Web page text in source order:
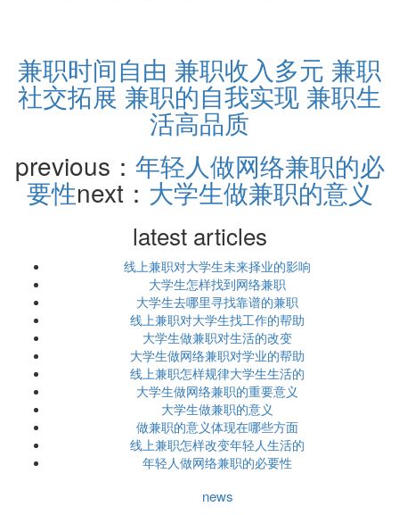
兼职时间自由 兼职收入多元 兼职
社交拓展 兼职的自我实现 兼职生
活高品质
previous： 年轻人做网络兼职的必
要性next： 大学生做兼职的意义
latest articles
线上兼职对大学生未来择业的影响
大学生怎样找到网络兼职
大学生去哪里寻找靠谱的兼职
线上兼职对大学生找工作的帮助
大学生做兼职对生活的改变
大学生做网络兼职对学业的帮助
线上兼职怎样规律大学生生活的
大学生做网络兼职的重要意义
大学生做兼职的意义
做兼职的意义体现在哪些方面
线上兼职怎样改变年轻人生活的
年轻人做网络兼职的必要性
news